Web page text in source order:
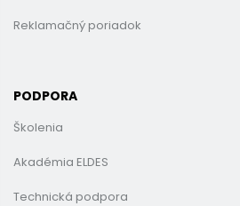
Reklamačný poriadok
PODPORA
Školenia
Akadémia ELDES
Technická podpora